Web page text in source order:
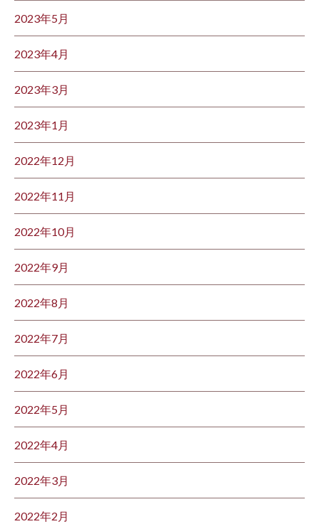
2023年5月
2023年4月
2023年3月
2023年1月
2022年12月
2022年11月
2022年10月
2022年9月
2022年8月
2022年7月
2022年6月
2022年5月
2022年4月
2022年3月
2022年2月